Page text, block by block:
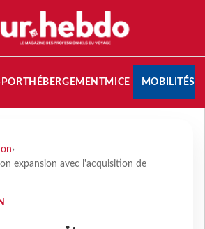
HÉBERGEMENTMICE MOBILITÉS
›
expansion avec l'acquisition de